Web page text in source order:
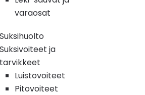
varaosat
Suksihuolto
Suksivoiteet ja
tarvikkeet
Luistovoiteet
Pitovoiteet